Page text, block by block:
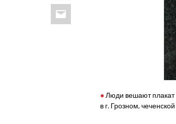
Email
Люди вешают
в г. Грозном,